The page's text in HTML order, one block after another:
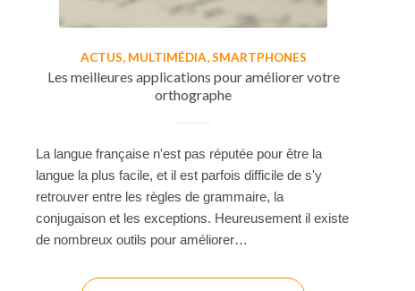
ACTUS, MULTIMÉDIA,SMARTPHONES
Les meilleures applications pour améliorer votre
orthographe
La langue française n'est pas réputée pour être la
langue la plus facile, et il est parfois difficile de s'y
retrouver entre les règles de grammaire, la
conjugaison et les exceptions. Heureusement il existe
de nombreux outils pour améliorer…